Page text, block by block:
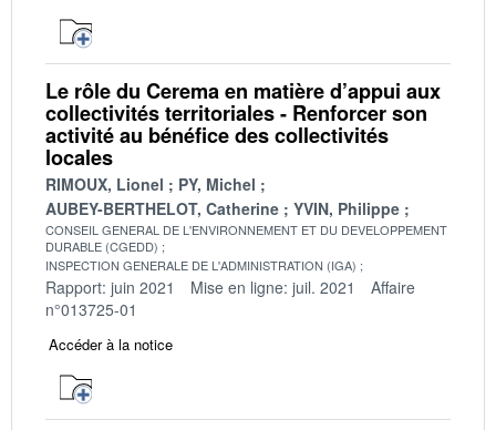
Le rôle du Cerema en matière d’appui aux
collectivités territoriales - Renforcer son
activité au bénéfice des collectivités
locales
RIMOUX, Lionel
PY, Michel
AUBEY-BERTHELOT, Catherine
YVIN, Philippe
CONSEIL GENERAL DE L'ENVIRONNEMENT ET DU DEVELOPPEMENT
DURABLE (CGEDD)
INSPECTION GENERALE DE L'ADMINISTRATION (IGA)
Rapport: juin 2021 Mise en ligne: juil. 2021
Affaire
n°013725-01
Accéder à la notice